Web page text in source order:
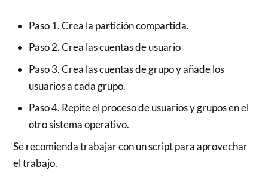
Paso 1. Crea la partición compartida.
Paso 2. Crea las cuentas de usuario
Paso 3. Crea las cuentas de grupo y añade los
usuarios a cada grupo.
Paso 4. Repite el proceso de usuarios y grupos en el
otro sistema operativo.
Se recomienda trabajar con un script para aprovechar
el trabajo.